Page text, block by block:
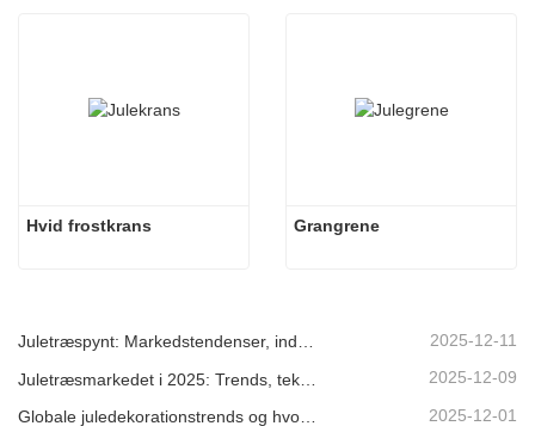
Hvid frostkrans Grangrene
Juletræspynt: Markedstendenser, indsigt i forsyningskæden og indkøbsguide 2025 2025-12-11
2025-12-09
2025-12-01